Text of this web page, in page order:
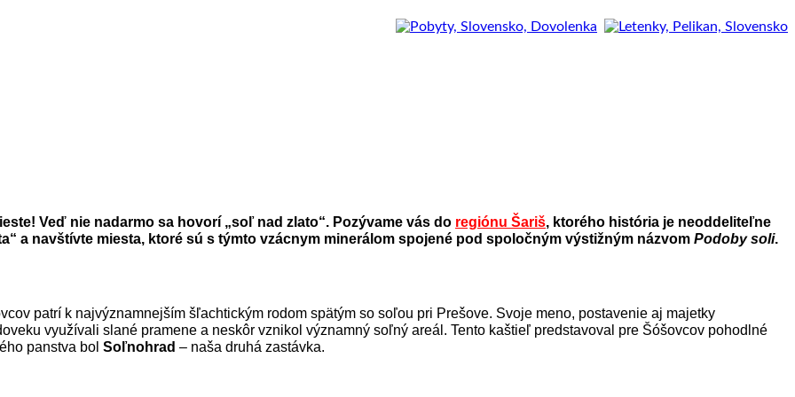
Veď nie nadarmo sa hovorí „soľ nad zlato“. Pozývame vás do regiónu Šariš, ktorého história je neoddeliteľne
a navštívte miesta, ktoré sú s týmto vzácnym minerálom spojené pod spoločným výstižným názvom Podoby soli.
patrí k najvýznamnejším šľachtickým rodom spätým so soľou pri Prešove. Svoje meno, postavenie aj majetky
využívali slané pramene a neskôr vznikol významný soľný areál. Tento kaštieľ predstavoval pre Šóšovcov pohodlné
panstva bol Soľnohrad – naša druhá zastávka.